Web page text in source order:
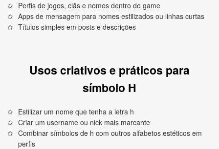
Perfis de jogos, clãs e nomes dentro do game
Apps de mensagem para nomes estilizados ou linhas curtas
Títulos simples em posts e descrições
Usos criativos e práticos para
símbolo H
Estilizar um nome que tenha a letra h
Criar um username ou nick mais marcante
Combinar símbolos de h com outros alfabetos estéticos em
perfis